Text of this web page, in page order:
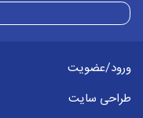
ورود/عضویت
طراحی سایت